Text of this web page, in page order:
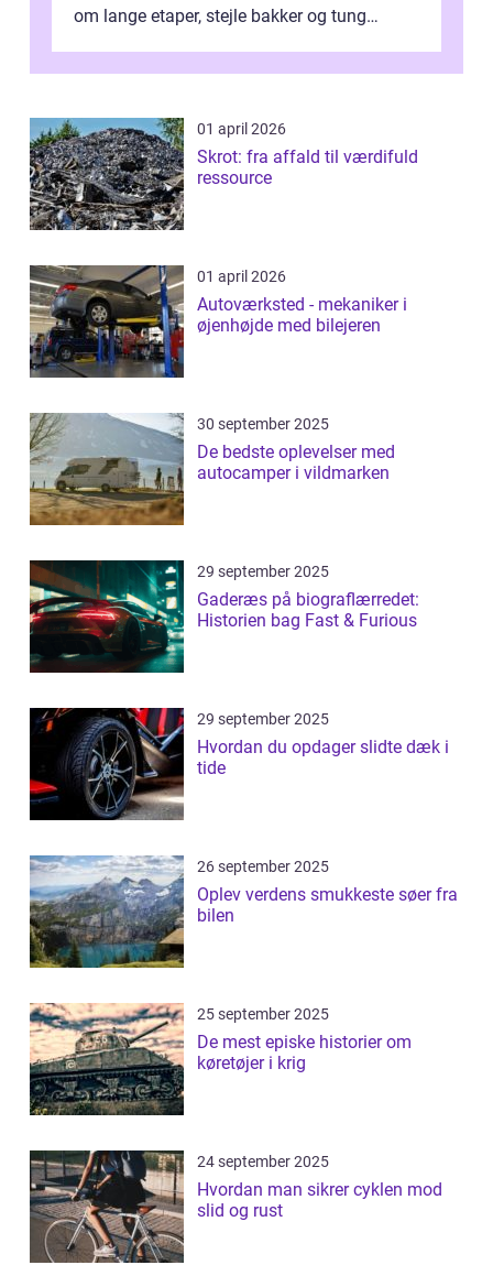
om lange etaper, stejle bakker og tung
01 april 2026
Skrot: fra affald til værdifuld
ressource
01 april 2026
Autoværksted - mekaniker i
øjenhøjde med bilejeren
30 september 2025
De bedste oplevelser med
autocamper i vildmarken
29 september 2025
Gaderæs på biograflærredet:
Historien bag Fast & Furious
29 september 2025
Hvordan du opdager slidte dæk i
tide
26 september 2025
Oplev verdens smukkeste søer fra
bilen
25 september 2025
De mest episke historier om
køretøjer i krig
24 september 2025
Hvordan man sikrer cyklen mod
slid og rust